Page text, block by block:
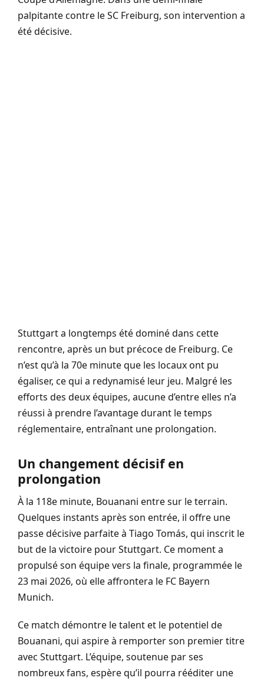
palpitante contre le SC Freiburg, son intervention a
été décisive.
Stuttgart a longtemps été dominé dans cette
rencontre, après un but précoce de Freiburg. Ce
n’est qu’à la 70e minute que les locaux ont pu
égaliser, ce qui a redynamisé leur jeu. Malgré les
efforts des deux équipes, aucune d’entre elles n’a
réussi à prendre l’avantage durant le temps
réglementaire, entraînant une prolongation.
Un changement décisif en
prolongation
À la 118e minute, Bouanani entre sur le terrain.
Quelques instants après son entrée, il offre une
passe décisive parfaite à Tiago Tomás, qui inscrit le
but de la victoire pour Stuttgart. Ce moment a
propulsé son équipe vers la finale, programmée le
23 mai 2026, où elle affrontera le FC Bayern
Munich.
Ce match démontre le talent et le potentiel de
Bouanani, qui aspire à remporter son premier titre
avec Stuttgart. L’équipe, soutenue par ses
nombreux fans, espère qu’il pourra rééditer une